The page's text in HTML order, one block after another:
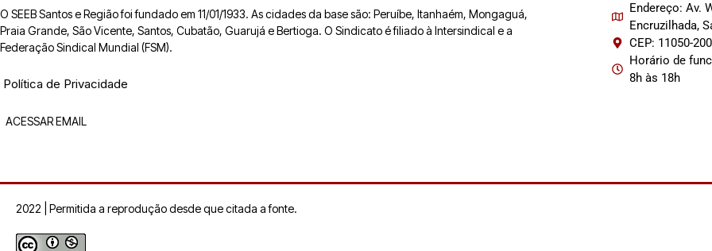
O SEEB Santos e Região foi fundado em 11/01/1933. As cidades da base são: Peruíbe, Itanhaém, Mongaguá,
Praia Grande, São Vicente, Santos, Cubatão, Guarujá e Bertioga. O Sindicato é filiado à Intersindical e a
Federação Sindical Mundial (FSM).
Política de Privacidade
ACESSAR EMAIL
Endereço: Av.
Encruzilhada,
CEP: 11050-200
Horário de
8h às 18h
2022 | Permitida a reprodução desde que citada a fonte.